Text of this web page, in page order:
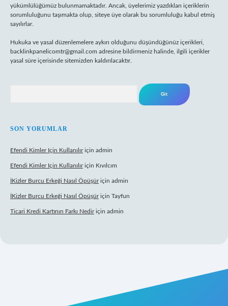
yükümlülüğümüz bulunmamaktadır. Ancak, üyelerimiz yazdıkları içeriklerin
sorumluluğunu taşımakta olup, siteye üye olarak bu sorumluluğu kabul etmiş
sayılırlar.
Hukuka ve yasal düzenlemelere aykırı olduğunu düşündüğünüz içerikleri,
backlinkpanelicomtr@gmail.com adresine bildirmeniz halinde, ilgili içerikler
yasal süre içerisinde sitemizden kaldırılacaktır.
SON YORUMLAR
Efendi Kimler Için Kullanılıriçin admin
Efendi Kimler Için Kullanılıriçin Kıvılcım
İKizler Burcu Erkeği Nasıl Öpüşüriçin admin
İKizler Burcu Erkeği Nasıl Öpüşüriçin Tayfun
Ticari Kredi Kartının Farkı Nediriçin admin